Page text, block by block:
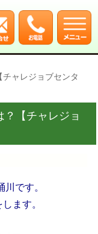
ャレジョブセンタ
【チャレジョ
です。
ます。